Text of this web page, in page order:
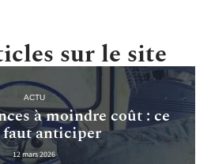
sur le site
ACTU
à moindre coût : ce
faut anticiper
12 mars 2026